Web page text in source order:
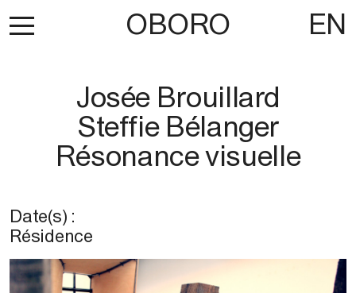
OBORO EN
Josée Brouillard
Steffie Bélanger
Résonance visuelle
Date(s) :
Résidence